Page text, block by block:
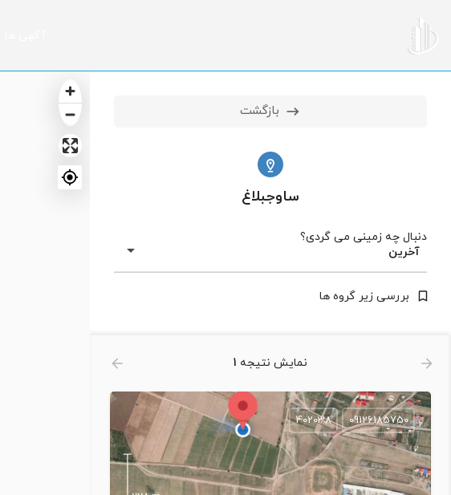
بازگشت
ساوجبلاغ
آخرین
دنبال چه زمینی می گردی؟
بررسی زیر گروه ها
نمایش نتیجه 1
09126185750
402038